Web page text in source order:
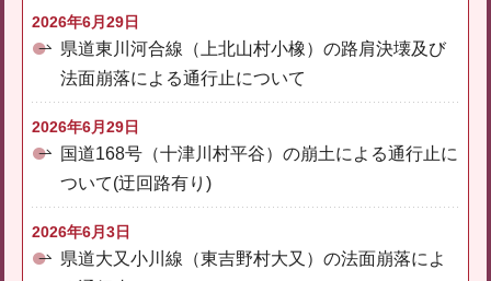
2026年6月29日
県道東川河合線（上北山村小橡）の路肩決壊及び
法面崩落による通行止について
2026年6月29日
国道168号（十津川村平谷）の崩土による通行止に
ついて(迂回路有り)
2026年6月3日
県道大又小川線（東吉野村大又）の法面崩落によ